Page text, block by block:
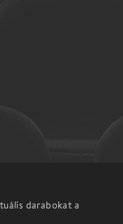
darabokat a